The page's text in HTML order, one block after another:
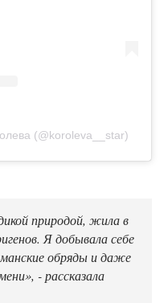
(@koroleva__star)
природой, жила в
Я добывала себе
обряды и даже
- рассказала